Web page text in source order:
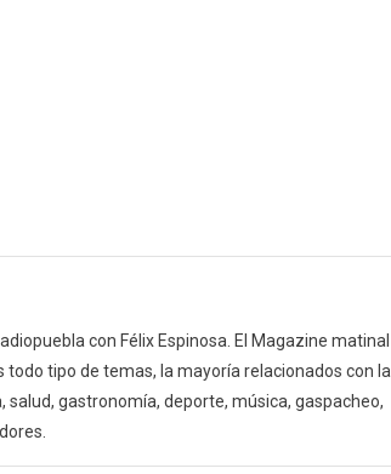
con Félix Espinosa. El Magazine matinal
tipo de temas, la mayoría relacionados con la
gastronomía, deporte, música, gaspacheo,